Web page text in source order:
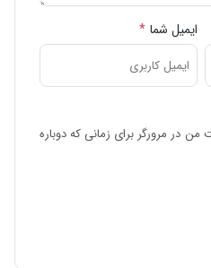
ایمیل شما *
من در مرورگر برای زمانی که دوباره